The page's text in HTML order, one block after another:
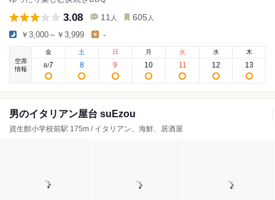
3.08 11 人 605 人
￥3,000～￥3,999 -
空席
情報
金
8/7
土
8
日
9
月
10
火
11
水
12
木
13
男のイタリアン屋台 suEzou
資生館小学校前駅 175m / イタリアン、海鮮、居酒屋